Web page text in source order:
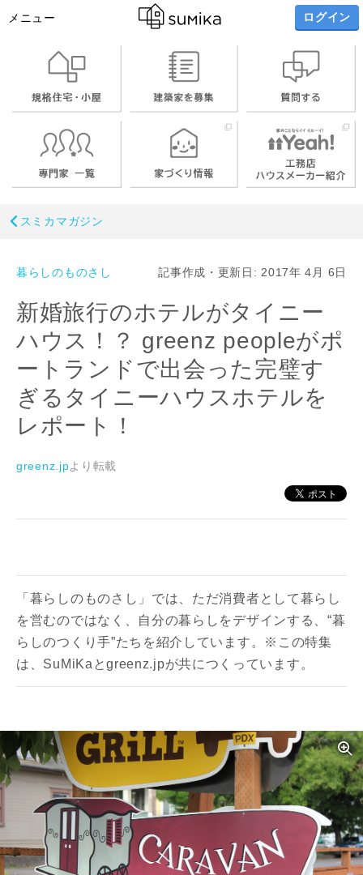
メニュー ログイン
スミカマガジン
暮らしのものさし 記事作成・更新日: 2017年 4月 6日
新婚旅行のホテルがタイニー
ハウス！？ greenz peopleがポ
ートランドで出会った完璧す
ぎるタイニーハウスホテルを
レポート！
greenz.jpより転載
「暮らしのものさし」では、ただ消費者として暮らし
を営むのではなく、自分の暮らしをデザインする、“暮
らしのつくり手”たちを紹介しています。※この特集
は、SuMiKaとgreenz.jpが共につくっています。